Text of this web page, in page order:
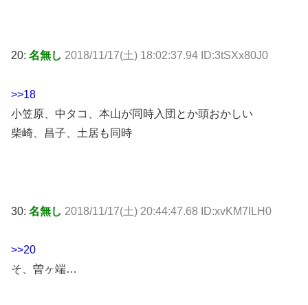
20: 名無し 2018/11/17(土) 18:02:37.94 ID:3tSXx80J0
>>18
小笠原、中タコ、本山が同時入団とか頭おかしい
柴崎、昌子、土居も同時
30: 名無し 2018/11/17(土) 20:44:47.68 ID:xvKM7lLH0
>>20
そ、曽ヶ端…